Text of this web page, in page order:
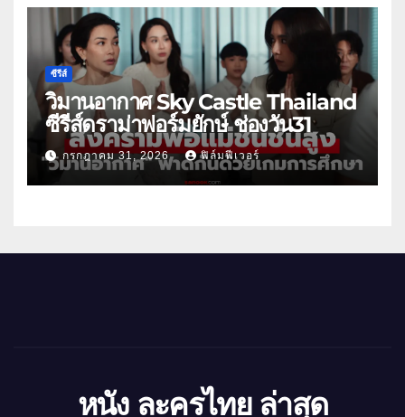
ซีรีส์
วิมานอากาศ Sky Castle Thailand
ซีรีส์ดราม่าฟอร์มยักษ์ ช่องวัน31
กรกฎาคม 31, 2026 ฟิล์มฟีเวอร์
หนัง ละครไทย ล่าสุด